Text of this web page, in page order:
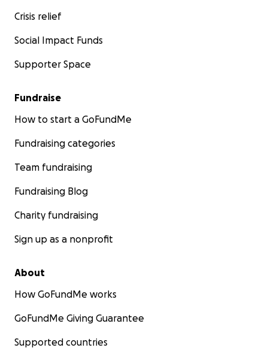
Crisis relief
Social Impact Funds
Supporter Space
Fundraise
How to start a GoFundMe
Fundraising categories
Team fundraising
Fundraising Blog
Charity fundraising
Sign up as a nonprofit
About
How GoFundMe works
GoFundMe Giving Guarantee
Supported countries